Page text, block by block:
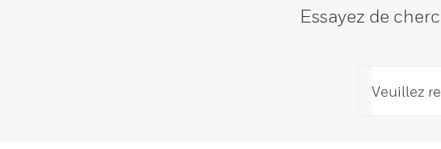
Essayez de